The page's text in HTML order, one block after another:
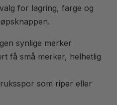
for lagring, farge og
synlige merker
få små merker, helhetlig
som riper eller